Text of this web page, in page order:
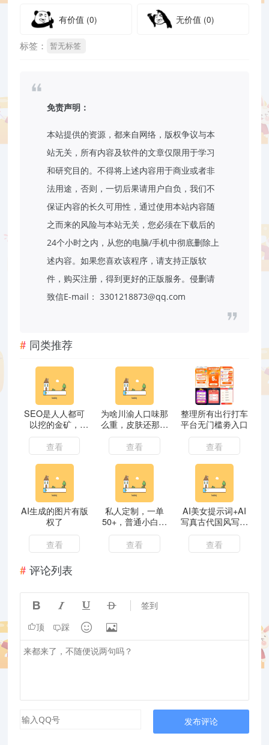
有价值 (0) 无价值 (0)
标签： 暂无标签
免责声明：
本站提供的资源，都来自网络，版权争议与本
站无关，所有内容及软件的文章仅限用于学习
和研究目的。不得将上述内容用于商业或者非
法用途，否则，一切后果请用户自负，我们不
保证内容的长久可用性，通过使用本站内容随
之而来的风险与本站无关，您必须在下载后的
24个小时之内，从您的电脑/手机中彻底删除上
述内容。如果您喜欢该程序，请支持正版软
件，购买注册，得到更好的正版服务。侵删请
致信E-mail： 3301218873@qq.com
同类推荐
SEO是人人都可
以挖的金矿，
SEO终极算法第
四部！
查看
为啥川渝人口味那
么重，皮肤还那么
好？
查看
整理所有出行打车
平台无门槛劵入口
查看
AI生成的图片有版
权了
查看
私人定制，一单
50+，普通小白都
可上手操作
查看
AI美女提示词+AI
写真古代国风写实
民族服饰艺术美女
素材
查看
评论列表
    签到
顶 踩  
发布评论